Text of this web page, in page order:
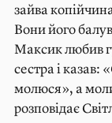
зайва
Вони його
Максик любив
сестра і казав:
молюся», а
розповідає